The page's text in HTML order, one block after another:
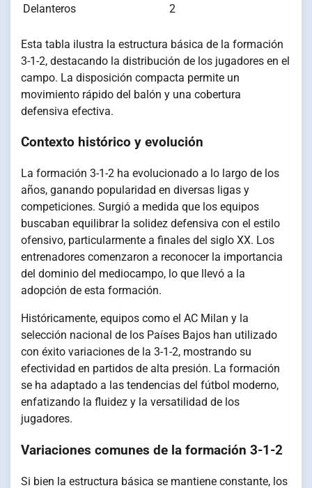
Delanteros
2
Esta tabla ilustra la estructura básica de la formación
3-1-2, destacando la distribución de los jugadores en el
campo. La disposición compacta permite un
movimiento rápido del balón y una cobertura
defensiva efectiva.
Contexto histórico y evolución
La formación 3-1-2 ha evolucionado a lo largo de los
años, ganando popularidad en diversas ligas y
competiciones. Surgió a medida que los equipos
buscaban equilibrar la solidez defensiva con el estilo
ofensivo, particularmente a finales del siglo XX. Los
entrenadores comenzaron a reconocer la importancia
del dominio del mediocampo, lo que llevó a la
adopción de esta formación.
Históricamente, equipos como el AC Milan y la
selección nacional de los Países Bajos han utilizado
con éxito variaciones de la 3-1-2, mostrando su
efectividad en partidos de alta presión. La formación
se ha adaptado a las tendencias del fútbol moderno,
enfatizando la fluidez y la versatilidad de los
jugadores.
Variaciones comunes de la formación 3-1-2
Si bien la estructura básica se mantiene constante, los